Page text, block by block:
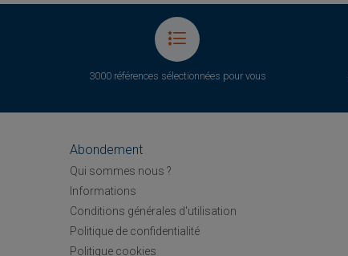
3000 références sélectionnées pour vous
Abondement
Qui sommes nous ?
Informations
Conditions générales d'utilisation
Politique de confidentialité
Politique cookies